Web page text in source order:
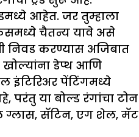
आहेत. जर तुम्हाला
चैतन्य यावे असे
निवड करण्यास अजिबात
डेप्थ आणि
पेंटिंगमध्ये
परंतु या बोल्ड रंगांचा टोन
ग्लास, सॅटिन, एग शेल, मॅट